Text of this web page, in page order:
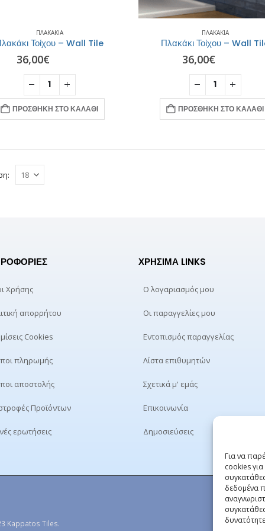
Για να
cookies
δεδομένα
ΠΛΑΚΆΚΙΑ
Τοίχου – Wall Tile
36,00€
ΠΡΟΣΘΉΚΗ ΣΤΟ ΚΑΛΆΘΙ
ΠΛΑΚΆΚΙΑ
Πλακάκι Τοίχου – Wall
36,00€
ΠΡΟΣΘΉΚΗ ΣΤΟ ΚΑΛΆΘΙ
Χρήσης
απορρήτου
Cookies
πληρωμής
αποστολής
Προϊόντων
ερωτήσεις
ΧΡΉΣΙΜΑ LINKS
Ο λογαριασμός μου
Οι παραγγελίες μου
Εντοπισμός παραγγελίας
Λίστα επιθυμητών
Σχετικά μ' εμάς
Επικοινωνία
Δημοσιεύσεις
Kappatos Tiles.